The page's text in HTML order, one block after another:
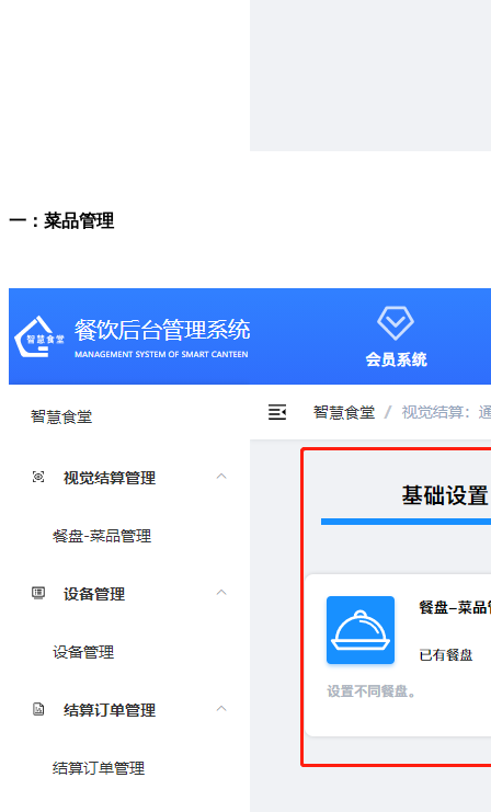
一：菜品管理